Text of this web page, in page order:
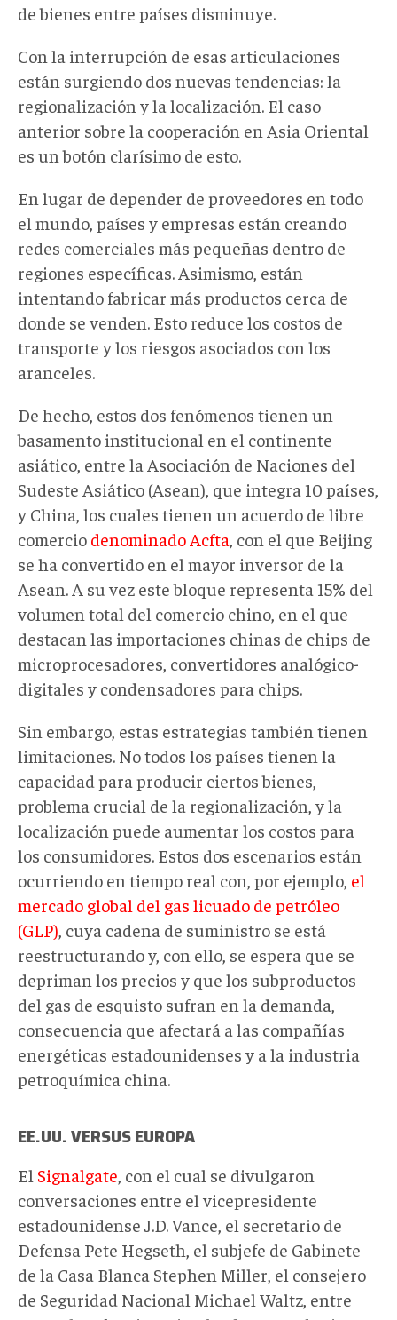
de bienes entre países disminuye.
Con la interrupción de esas articulaciones
están surgiendo dos nuevas tendencias: la
regionalización y la localización. El caso
anterior sobre la cooperación en Asia Oriental
es un botón clarísimo de esto.
En lugar de depender de proveedores en todo
el mundo, países y empresas están creando
redes comerciales más pequeñas dentro de
regiones específicas. Asimismo, están
intentando fabricar más productos cerca de
donde se venden. Esto reduce los costos de
transporte y los riesgos asociados con los
aranceles.
De hecho, estos dos fenómenos tienen un
basamento institucional en el continente
asiático, entre la Asociación de Naciones del
Sudeste Asiático (Asean), que integra 10 países,
y China, los cuales tienen un acuerdo de libre
comercio denominado Acfta , con el que Beijing
se ha convertido en el mayor inversor de la
Asean. A su vez este bloque representa 15% del
volumen total del comercio chino, en el que
destacan las importaciones chinas de chips de
microprocesadores, convertidores analógico-
digitales y condensadores para chips.
Sin embargo, estas estrategias también tienen
limitaciones. No todos los países tienen la
capacidad para producir ciertos bienes,
problema crucial de la regionalización, y la
localización puede aumentar los costos para
los consumidores. Estos dos escenarios están
ocurriendo en tiempo real con, por ejemplo, el
mercado global del gas licuado de petróleo
(GLP) , cuya cadena de suministro se está
reestructurando y, con ello, se espera que se
depriman los precios y que los subproductos
del gas de esquisto sufran en la demanda,
consecuencia que afectará a las compañías
energéticas estadounidenses y a la industria
petroquímica china.
EE.UU. VERSUS EUROPA
El Signalgate , con el cual se divulgaron
conversaciones entre el vicepresidente
estadounidense J.D. Vance, el secretario de
Defensa Pete Hegseth, el subjefe de Gabinete
de la Casa Blanca Stephen Miller, el consejero
de Seguridad Nacional Michael Waltz, entre